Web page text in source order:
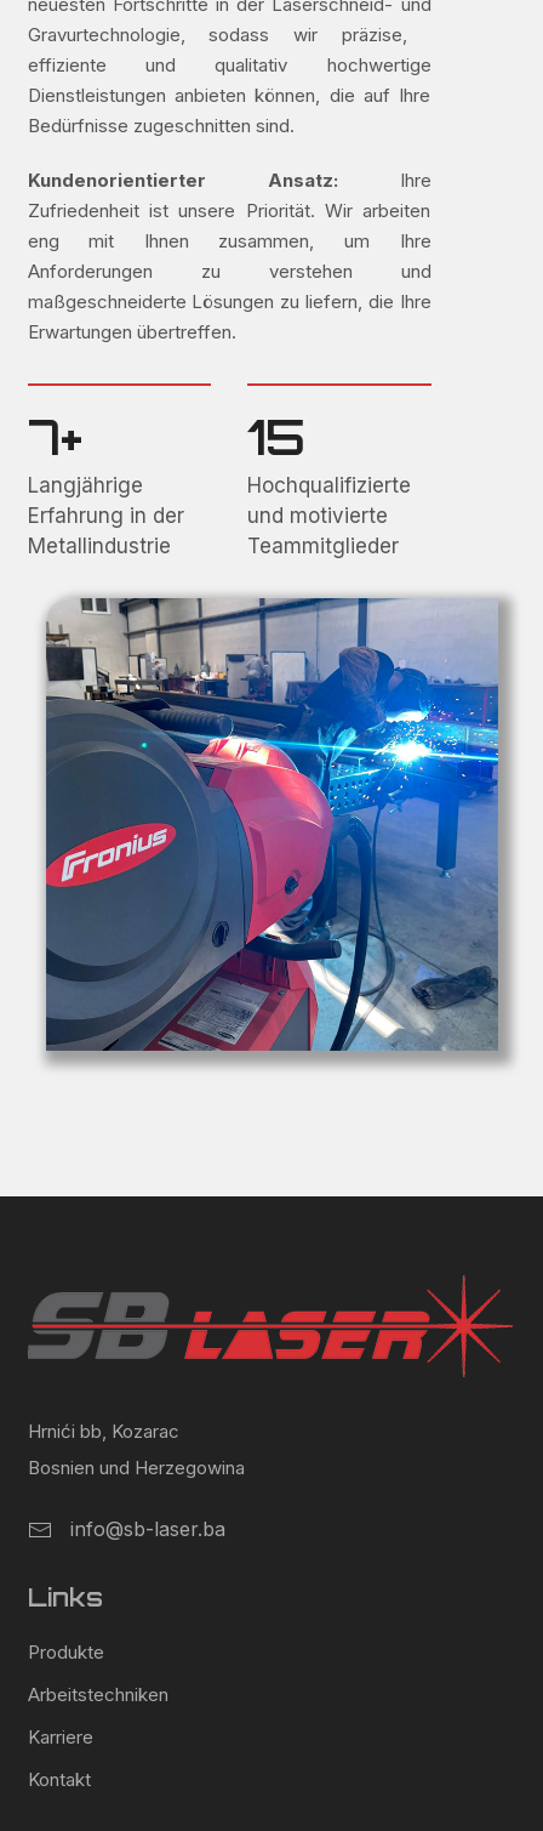
Gravurtechnologie, sodass wir präzise, ​​
effiziente und qualitativ hochwertige
Dienstleistungen anbieten können, die auf Ihre
Bedürfnisse zugeschnitten sind.
Kundenorientierter Ansatz: Ihre
Zufriedenheit ist unsere Priorität. Wir arbeiten
eng mit Ihnen zusammen, um Ihre
Anforderungen zu verstehen und
maßgeschneiderte Lösungen zu liefern, die Ihre
Erwartungen übertreffen.
7+
Langjährige
Erfahrung in der
Metallindustrie
15
Hochqualifizierte
und motivierte
Teammitglieder
Hrnići bb, Kozarac
Bosnien und Herzegowina
info@sb-laser.ba
Links
Produkte
Arbeitstechniken
Karriere
Kontakt